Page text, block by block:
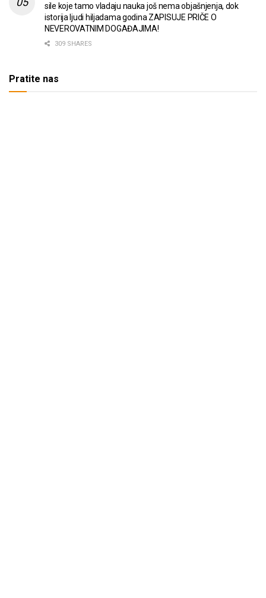
sile koje tamo vladaju nauka još nema objašnjenja, dok
istorija ljudi hiljadama godina ZAPISUJE PRIČE O
NEVEROVATNIM DOGAĐAJIMA!
309 SHARES
Pratite nas